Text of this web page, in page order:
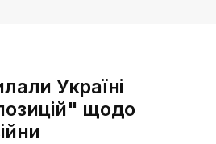
Україні
щодо